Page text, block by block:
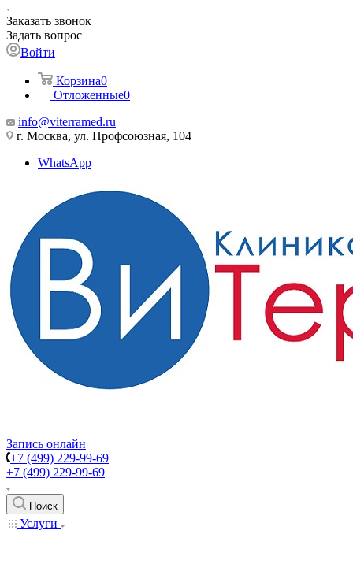
Заказать звонок
Задать вопрос
Войти
Корзина0
Отложенные0
info@viterramed.ru
г. Москва, ул. Профсоюзная, 104
WhatsApp
Запись онлайн
+7 (499) 229-99-69
+7 (499) 229-99-69
Поиск
Услуги